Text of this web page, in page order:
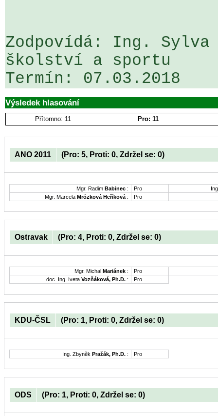
Zodpovídá: Ing. Sylva
školství a sportu
Výsledek hlasování
Přítomno: 11 Pro: 11
ANO 2011 (Pro: 5, Proti: 0, Zdržel se: 0)
Mgr. Radim Babinec : Pro
Mgr. Marcela Mrózková Heříková : Pro
Ostravak (Pro: 4, Proti: 0, Zdržel se: 0)
Mgr. Michal Mariánek :
Pro
doc. Ing. Iveta Vozňáková, Ph.D. : Pro
KDU-ČSL (Pro: 1, Proti: 0, Zdržel se: 0)
Ing. Zbyněk Pražák, Ph.D. : Pro
ODS (Pro: 1, Proti: 0, Zdržel se: 0)